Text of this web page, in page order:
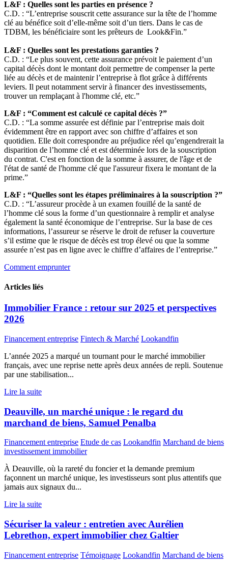
L&F : Quelles sont les parties en présence ?
C.D. : “L’entreprise souscrit cette assurance sur la tête de l’homme
clé au bénéfice soit d’elle-même soit d’un tiers. Dans le cas de
TDBM, les bénéficiaire sont les prêteurs de Look&Fin.”
L&F : Quelles sont les prestations garanties ?
C.D. : “Le plus souvent, cette assurance prévoit le paiement d’un
capital décès dont le montant doit permettre de compenser la perte
liée au décès et de maintenir l’entreprise à flot grâce à différents
leviers. Il peut notamment servir à financer des investissements,
trouver un remplaçant à l'homme clé, etc.”
L&F : “Comment est calculé ce capital décès ?”
C.D. : “La somme assurée est définie par l’entreprise mais doit
évidemment être en rapport avec son chiffre d’affaires et son
quotidien. Elle doit correspondre au préjudice réel qu’engendrerait la
disparition de l’homme clé et est déterminée lors de la souscription
du contrat. C'est en fonction de la somme à assurer, de l'âge et de
l'état de santé de l'homme clé que l'assureur fixera le montant de la
prime.”
L&F : “Quelles sont les étapes préliminaires à la souscription ?”
C.D. : “L’assureur procède à un examen fouillé de la santé de
l’homme clé sous la forme d’un questionnaire à remplir et analyse
également la santé économique de l’entreprise. Sur la base de ces
informations, l’assureur se réserve le droit de refuser la couverture
s’il estime que le risque de décès est trop élevé ou que la somme
assurée n’est pas en ligne avec le chiffre d’affaires de l’entreprise.”
Comment emprunter
Articles liés
Immobilier France : retour sur 2025 et perspectives
2026
Financement entreprise Fintech & Marché Lookandfin
L’année 2025 a marqué un tournant pour le marché immobilier
français, avec une reprise nette après deux années de repli. Soutenue
par une stabilisation...
Lire la suite
Deauville, un marché unique : le regard du
marchand de biens, Samuel Penalba
Financement entreprise Etude de cas Lookandfin Marchand de biens
investissement immobilier
À Deauville, où la rareté du foncier et la demande premium
façonnent un marché unique, les investisseurs sont plus attentifs que
jamais aux signaux du...
Lire la suite
Sécuriser la valeur : entretien avec Aurélien
Lebrethon, expert immobilier chez Galtier
Financement entreprise Témoignage Lookandfin Marchand de biens